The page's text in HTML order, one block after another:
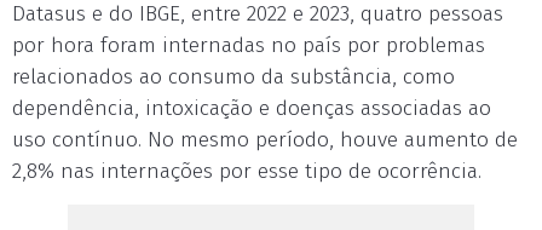
Datasus e do IBGE, entre 2022 e 2023, quatro pessoas
por hora foram internadas no país por problemas
relacionados ao consumo da substância, como
dependência, intoxicação e doenças associadas ao
uso contínuo. No mesmo período, houve aumento de
2,8% nas internações por esse tipo de ocorrência.